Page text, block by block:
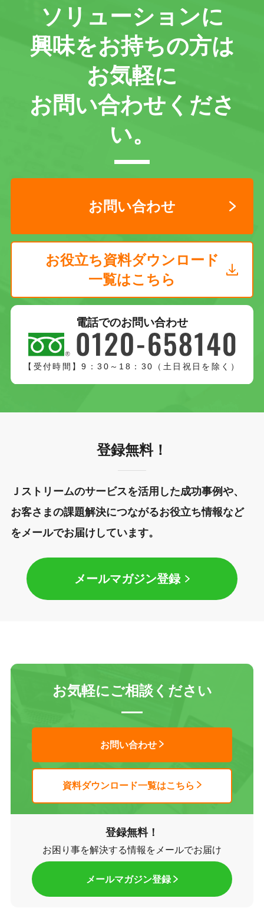
ソリューションに
興味をお持ちの方は
お気軽に
お問い合わせくださ
い。
お問い合わせ
お役立ち資料ダウンロード
一覧はこちら
電話でのお問い合わせ
【受付時間】9：30～18：30（土日祝日を除く）
登録無料！
Ｊストリームのサービスを活用した成功事例や、
お客さまの課題解決につながるお役立ち情報など
をメールでお届けしています。
メールマガジン登録
お気軽にご相談ください
お問い合わせ
資料ダウンロード一覧はこちら
登録無料！
お困り事を解決する情報をメールでお届け
メールマガジン登録